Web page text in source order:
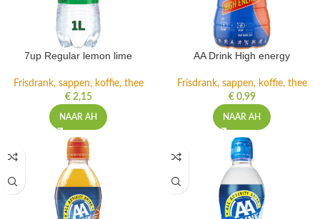
7up Regular lemon lime
Frisdrank, sappen, koffie, thee
€2,15
NAAR AH
AA Drink High energy
Frisdrank, sappen, koffie, thee
€0,99
NAAR AH